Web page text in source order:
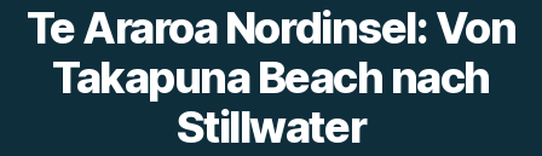
Te Araroa Nordinsel: Von
Takapuna Beach nach
Stillwater